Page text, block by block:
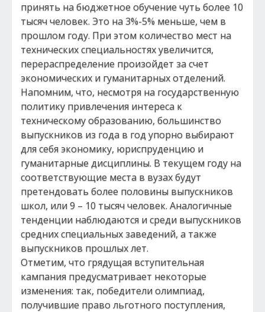
принять на бюджетное обучение чуть более 10
тысяч человек. Это на 3%-5% меньше, чем в
прошлом году. При этом количество мест на
технических специальностях увеличится,
перераспределение произойдет за счет
экономических и гуманитарных отделений.
Напомним, что, несмотря на государственную
политику привлечения интереса к
техническому образованию, большинство
выпускников из года в год упорно выбирают
для себя экономику, юриспруденцию и
гуманитарные дисциплины. В текущем году на
соответствующие места в вузах будут
претендовать более половины выпускников
школ, или 9 – 10 тысяч человек. Аналогичные
тенденции наблюдаются и среди выпускников
средних специальных заведений, а также
выпускников прошлых лет.
Отметим, что грядущая вступительная
кампания предусматривает некоторые
изменения: так, победители олимпиад,
получившие право льготного поступления,